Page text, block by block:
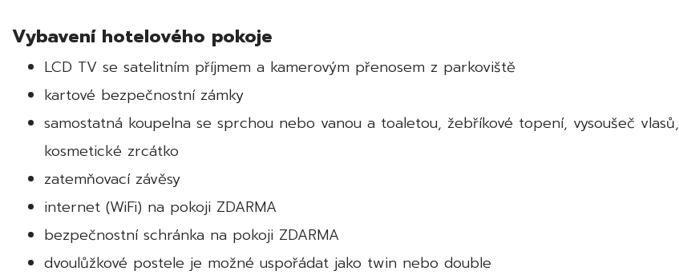
Vybavení hotelového pokoje
LCD TV se satelitním příjmem a kamerovým přenosem z parkoviště
kartové bezpečnostní zámky
samostatná koupelna se sprchou nebo vanou a toaletou, žebříkové topení, vysoušeč vlasů,
kosmetické zrcátko
zatemňovací závěsy
internet (WiFi) na pokoji ZDARMA
bezpečnostní schránka na pokoji ZDARMA
dvoulůžkové postele je možné uspořádat jako twin nebo double